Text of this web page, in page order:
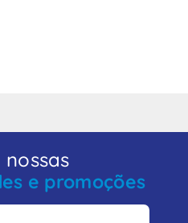
nossas
e promoções